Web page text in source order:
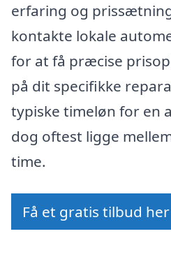
erfaring og
kontakte lokale
for at få præcise
på dit specifikke
typiske timeløn for en
dog oftest ligge
time.
Få et gratis tilbud her